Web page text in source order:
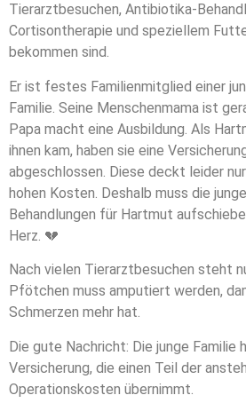
Tierarztbesuchen, Antibiotika-
Cortisontherapie und speziellem
bekommen sind.
Er ist festes Familienmitglied einer
Familie. Seine Menschenmama ist
Papa macht eine Ausbildung. Als
ihnen kam, haben sie eine
abgeschlossen. Diese deckt leider
hohen Kosten. Deshalb muss die
Behandlungen für Hartmut
Herz. 💔
Nach vielen Tierarztbesuchen steht
Pfötchen muss amputiert werden,
Schmerzen mehr hat.
Die gute Nachricht: Die junge Familie
Versicherung, die einen Teil der
Operationskosten übernimmt.